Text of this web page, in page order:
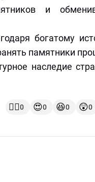
и
богатому
памятники
наследие
👍🏻0 😍0 😆0 😲0